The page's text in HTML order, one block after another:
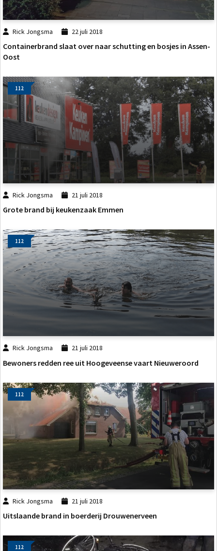
Rick Jongsma 22 juli 2018
Containerbrand slaat over naar schutting en bosjes in Assen-
Oost
112
Rick Jongsma 21 juli 2018
Grote brand bij keukenzaak Emmen
112
Rick Jongsma 21 juli 2018
Bewoners redden ree uit Hoogeveense vaart Nieuweroord
112
Rick Jongsma 21 juli 2018
Uitslaande brand in boerderij Drouwenerveen
112